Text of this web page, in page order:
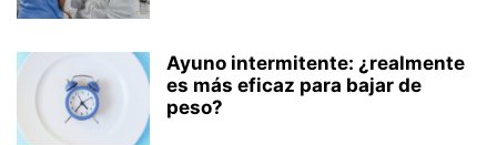
Ayuno intermitente: ¿realmente
es más eficaz para bajar de
peso?